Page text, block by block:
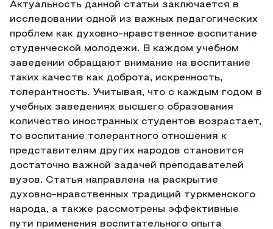
Актуальность данной статьи заключается в
исследовании одной из важных педагогических
проблем как духовно-нравственное воспитание
студенческой молодежи. В каждом учебном
заведении обращают внимание на воспитание
таких качеств как доброта, искренность,
толерантность. Учитывая, что с каждым годом в
учебных заведениях высшего образования
количество иностранных студентов возрастает,
то воспитание толерантного отношения к
представителям других народов становится
достаточно важной задачей преподавателей
вузов. Статья направлена на раскрытие
духовно-нравственных традиций туркменского
народа, а также рассмотрены эффективные
пути применения воспитательного опыта